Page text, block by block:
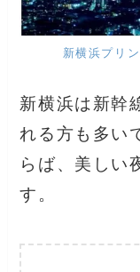
新横浜プリ
新横浜は新幹
れる方も多い
らば、美しい
す。